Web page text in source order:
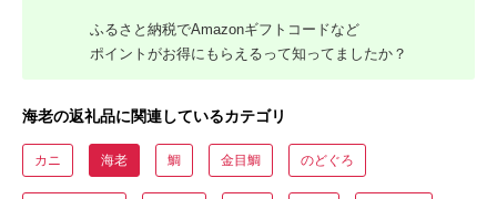
ふるさと納税でAmazonギフトコードなど
ポイントがお得にもらえるって知ってましたか？
海老の返礼品に関連しているカテゴリ
カニ 海老 鯛 金目鯛 のどぐろ